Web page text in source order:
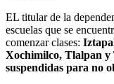
EL titular de la
escuelas que se
comenzar clases:
Xochimilco, Tlalpan y
suspendidas para no